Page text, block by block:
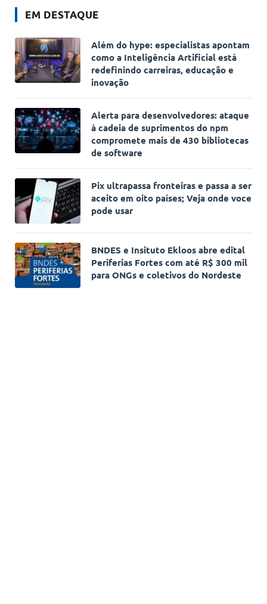
EM DESTAQUE
Além do hype: especialistas apontam
como a Inteligência Artificial está
redefinindo carreiras, educação e
inovação
Alerta para desenvolvedores: ataque
à cadeia de suprimentos do npm
compromete mais de 430 bibliotecas
de software
Pix ultrapassa fronteiras e passa a ser
aceito em oito países; Veja onde voce
pode usar
BNDES e Insituto Ekloos abre edital
Periferias Fortes com até R$ 300 mil
para ONGs e coletivos do Nordeste